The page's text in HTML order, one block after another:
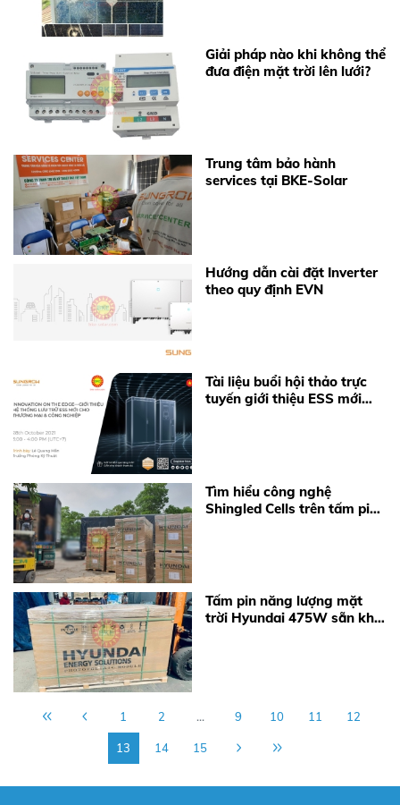
Giải pháp nào khi không thể
đưa điện mặt trời lên lưới?
Trung tâm bảo hành
services tại BKE-Solar
Hướng dẫn cài đặt Inverter
theo quy định EVN
Tài liệu buổi hội thảo trực
tuyến giới thiệu ESS mới
Tìm hiểu công nghệ
Shingled Cells trên tấm pin
Tấm pin năng lượng mặt
trời Hyundai 475W sẵn kho
1 2 ... 9 10 11 12
13 14 15